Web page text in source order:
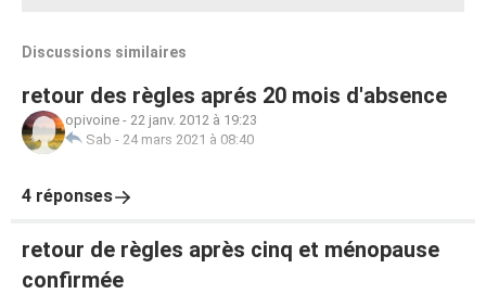
Discussions similaires
retour des règles aprés 20 mois d'absence
opivoine - 22 janv. 2012 à 19:23
Sab - 24 mars 2021 à 08:40
4 réponses
retour de règles après cinq et ménopause
confirmée